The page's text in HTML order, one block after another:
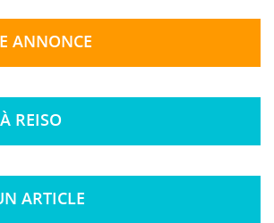
ANNONCE
REISO
ARTICLE